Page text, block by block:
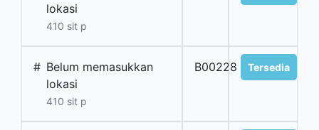
lokasi
410 sit p
# Belum memasukkan
lokasi
410 sit p
B00228 Tersedia